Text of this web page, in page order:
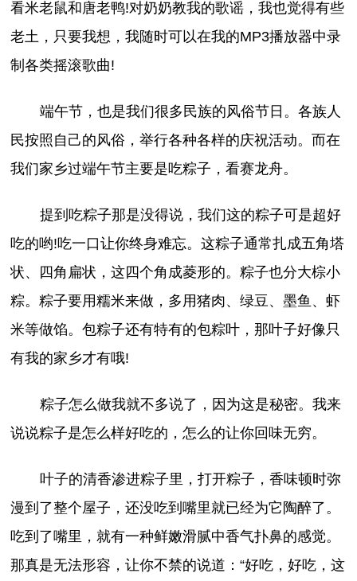
看米老鼠和唐老鸭!对奶奶教我的歌谣，我也觉得有些
老土，只要我想，我随时可以在我的MP3播放器中录
制各类摇滚歌曲!
端午节，也是我们很多民族的风俗节日。各族人
民按照自己的风俗，举行各种各样的庆祝活动。而在
我们家乡过端午节主要是吃粽子，看赛龙舟。
提到吃粽子那是没得说，我们这的粽子可是超好
吃的哟!吃一口让你终身难忘。这粽子通常扎成五角塔
状、四角扁状，这四个角成菱形的。粽子也分大棕小
粽。粽子要用糯米来做，多用猪肉、绿豆、墨鱼、虾
米等做馅。包粽子还有特有的包粽叶，那叶子好像只
有我的家乡才有哦!
粽子怎么做我就不多说了，因为这是秘密。我来
说说粽子是怎么样好吃的，怎么的让你回味无穷。
叶子的清香渗进粽子里，打开粽子，香味顿时弥
漫到了整个屋子，还没吃到嘴里就已经为它陶醉了。
吃到了嘴里，就有一种鲜嫩滑腻中香气扑鼻的感觉。
那真是无法形容，让你不禁的说道：“好吃，好吃，这